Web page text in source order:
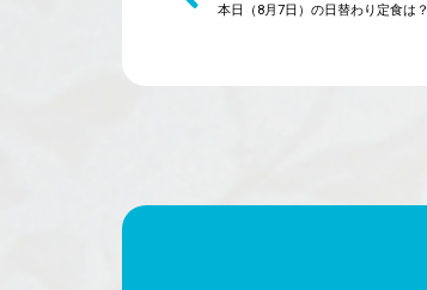
本日（8月7日）の日替わり定食は？